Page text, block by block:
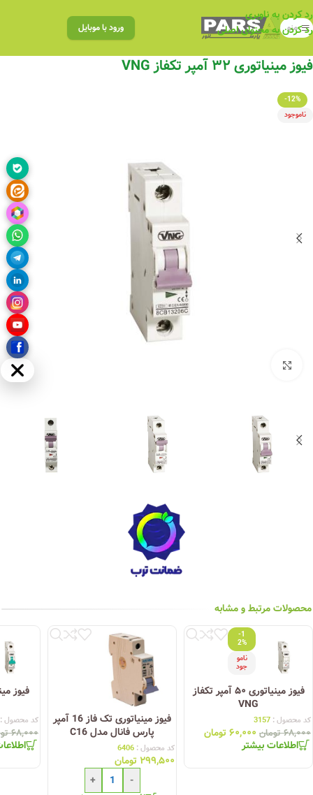
رد کردن به ناوبری
رد کردن به محتوای اصلی
منو ورود با موبایل
فیوز مینیاتوری ۳۲ آمپر تکفاز VNG
-12%
ناموجود
محصولات مرتبط و مشابه
-1
2%
نامو
جود
فیوز مینیاتوری ۵۰ آمپر تکفاز
VNG
کد محصول : 3157
۶۸,۰۰۰ تومان ۶۰,۰۰۰تومان
اطلاعات بیشتر
فیوز مینیاتوری تک فاز 16 آمپر
پارس فانال مدل C16
کد محصول : 6406
۲۹۹,۵۰۰ تومان
-
+
کد محصول
۶۸,۰۰۰